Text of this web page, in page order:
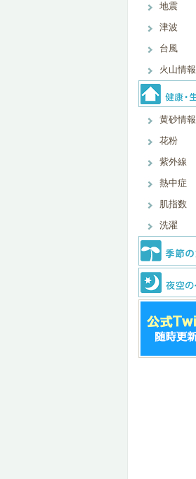
地震
津波
台風
火山情報
黄砂情報
花粉
紫外線
熱中症
肌指数
洗濯